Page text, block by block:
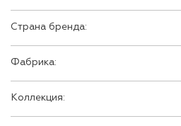
Страна бренда:
Фабрика:
Коллекция: